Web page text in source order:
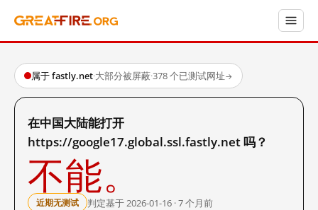
属于 fastly.net·大部分被屏蔽·378 个已测试网址→
在中国大陆能打开
https://google17.global.ssl.fastly.net 吗？
不能。
近期无测试 判定基于 2026-01-16 · 7 个月前